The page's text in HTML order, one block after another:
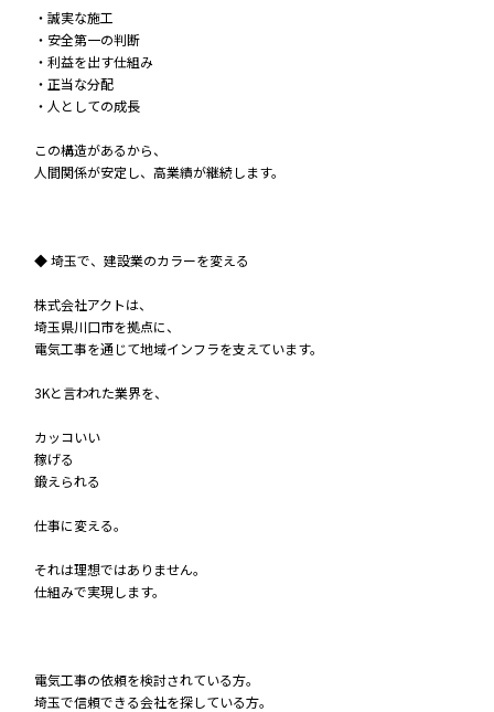
・誠実な施工
・安全第一の判断
・利益を出す仕組み
・正当な分配
・人としての成長
この構造があるから、
人間関係が安定し、高業績が継続します。
◆ 埼玉で、建設業のカラーを変える
株式会社アクトは、
埼玉県川口市を拠点に、
電気工事を通じて地域インフラを支えています。
3Kと言われた業界を、
カッコいい
稼げる
鍛えられる
仕事に変える。
それは理想ではありません。
仕組みで実現します。
電気工事の依頼を検討されている方。
埼玉で信頼できる会社を探している方。